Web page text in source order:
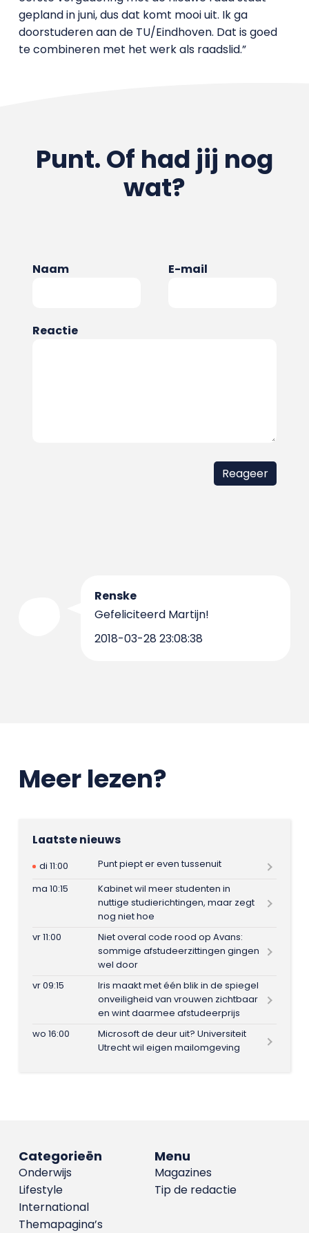
gepland in juni, dus dat komt mooi uit. Ik ga
doorstuderen aan de TU/Eindhoven. Dat is goed
te combineren met het werk als raadslid.”
Punt. Of had jij nog
wat?
Naam E-mail
Reactie
Renske
Gefeliciteerd Martijn!
2018-03-28 23:08:38
Meer lezen?
Laatste nieuws
di 11:00
Punt piept er even tussenuit
ma 10:15
Kabinet wil meer studenten in
nuttige studierichtingen, maar zegt
nog niet hoe
vr 11:00
Niet overal code rood op Avans:
sommige afstudeerzittingen gingen
wel door
vr 09:15
Iris maakt met één blik in de spiegel
onveiligheid van vrouwen zichtbaar
en wint daarmee afstudeerprijs
wo 16:00
Microsoft de deur uit? Universiteit
Utrecht wil eigen mailomgeving
Menu
Magazines
Tip de redactie
Categorieën
Onderwijs
Lifestyle
International
Themapagina’s